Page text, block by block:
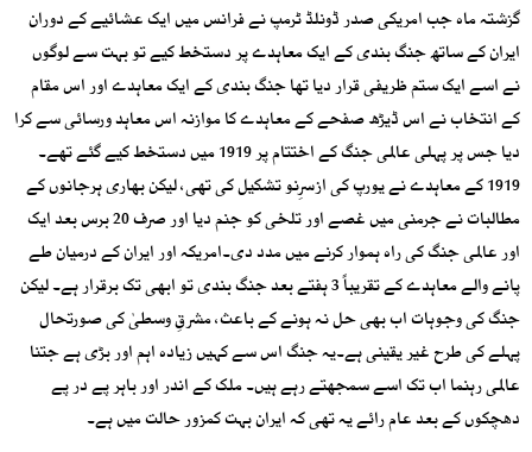
گزشتہ ماہ جب امریکی صدر ڈونلڈ ٹرمپ نے فرانس میں ایک عشائیے کے دوران
ایران کے ساتھ جنگ بندی کے ایک معاہدے پر دستخط کیے تو بہت سے لوگوں
نے اسے ایک ستم ظریفی قرار دیا تھا جنگ بندی کے ایک معاہدے اور اس مقام
کے انتخاب نے اس ڈیڑھ صفحے کے معاہدے کا موازنہ اس معاہد ورسائی سے کرا
دیا جس پر پہلی عالمی جنگ کے اختتام پر 1919 میں دستخط کیے گئے تھے۔
1919 کے معاہدے نے یورپ کی ازسرِنو تشکیل کی تھی، لیکن بھاری ہرجانوں کے
مطالبات نے جرمنی میں غصے اور تلخی کو جنم دیا اور صرف 20 برس بعد ایک
اور عالمی جنگ کی راہ ہموار کرنے میں مدد دی۔امریکہ اور ایران کے درمیان طے
پانے والے معاہدے کے تقریباً 3 ہفتے بعد جنگ بندی تو ابھی تک برقرار ہے۔ لیکن
جنگ کی وجوہات اب بھی حل نہ ہونے کے باعث، مشرقِ وسطیٰ کی صورتحال
پہلے کی طرح غیر یقینی ہے۔یہ جنگ اس سے کہیں زیادہ اہم اور بڑی ہے جتنا
عالمی رہنما اب تک اسے سمجھتے رہے ہیں۔ ملک کے اندر اور باہر پے در پے
دھچکوں کے بعد عام رائے یہ تھی کہ ایران بہت کمزور حالت میں ہے۔